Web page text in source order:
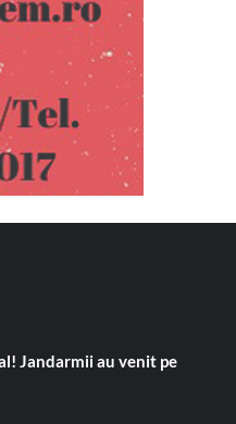
Jandarmii au venit pe